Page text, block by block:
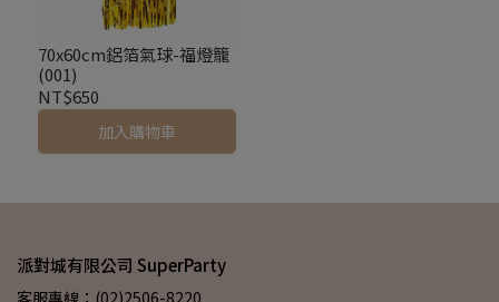
70x60cm鋁箔氣球-福燈籠
(001)
NT$650
加入購物車
派對城有限公司 SuperParty
客服專線：(02)2506-8220